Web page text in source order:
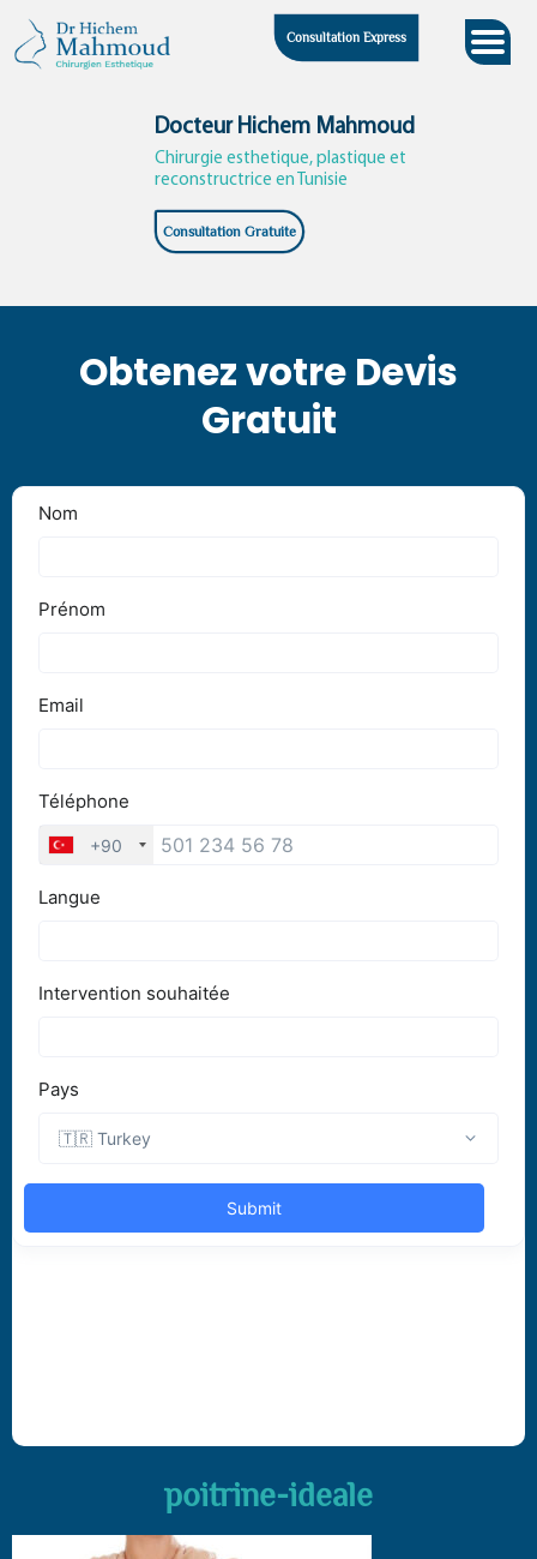
content
Consultation Express
Docteur Hichem Mahmoud
Chirurgie esthetique, plastique et
reconstructrice en Tunisie
Consultation Gratuite
Obtenez votre Devis
Gratuit
poitrine-ideale